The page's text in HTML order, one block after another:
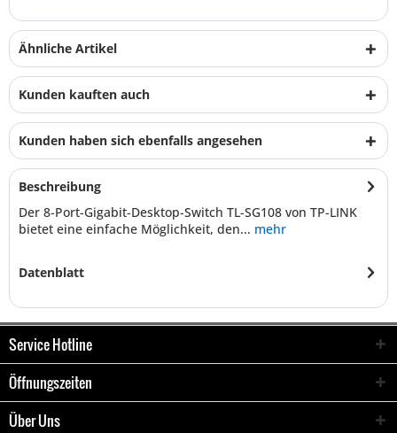
Ähnliche Artikel
Kunden kauften auch
Kunden haben sich ebenfalls angesehen
Beschreibung
Der 8-Port-Gigabit-Desktop-Switch TL-SG108 von TP-LINK
bietet eine einfache Möglichkeit, den... mehr
Datenblatt
Service Hotline
Öffnungszeiten
Über Uns